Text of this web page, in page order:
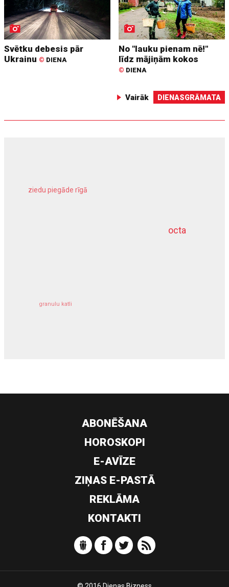
Svētku debesis pār
Ukrainu © DIENA
No "lauku pienam nē!"
līdz mājiņām kokos
© DIENA
Vairāk DIENASGRĀMATA
octa
ziedu piegāde rīgā
granulu katli
dziļurbums
ABONĒŠANA
HOROSKOPI
E-AVĪZE
ZIŅAS E-PASTĀ
REKLĀMA
KONTAKTI